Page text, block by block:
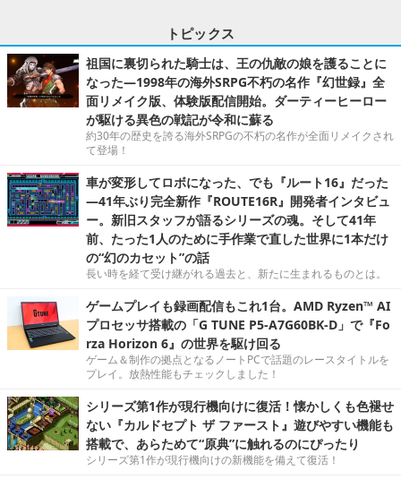
トピックス
祖国に裏切られた騎士は、王の仇敵の娘を護ることに
なった―1998年の海外SRPG不朽の名作『幻世録』全
面リメイク版、体験版配信開始。ダーティーヒーロー
が駆ける異色の戦記が令和に蘇る
約30年の歴史を誇る海外SRPGの不朽の名作が全面リメイクされ
て登場！
車が変形してロボになった、でも『ルート16』だった
―41年ぶり完全新作『ROUTE16R』開発者インタビュ
ー。新旧スタッフが語るシリーズの魂。そして41年
前、たった1人のために手作業で直した世界に1本だけ
の“幻のカセット”の話
長い時を経て受け継がれる過去と、新たに生まれるものとは。
ゲームプレイも録画配信もこれ1台。AMD Ryzen™ AI
プロセッサ搭載の「G TUNE P5-A7G60BK-D」で『Fo
rza Horizon 6』の世界を駆け回る
ゲーム＆制作の拠点となるノートPCで話題のレースタイトルを
プレイ。放熱性能もチェックしました！
シリーズ第1作が現行機向けに復活！懐かしくも色褪せ
ない『カルドセプト ザ ファースト』遊びやすい機能も
搭載で、あらためて“原典”に触れるのにぴったり
シリーズ第1作が現行機向けの新機能を備えて復活！